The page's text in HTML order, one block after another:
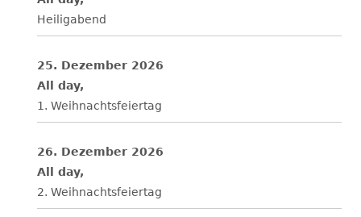
Heiligabend
25. Dezember 2026
All day,
1. Weihnachtsfeiertag
26. Dezember 2026
All day,
2. Weihnachtsfeiertag